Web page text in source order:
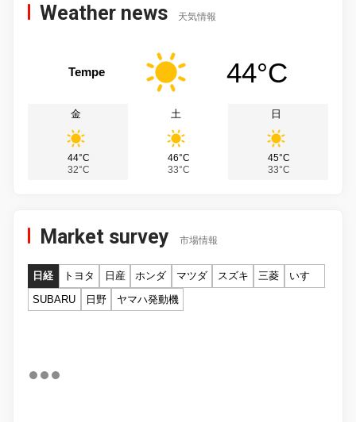
Weather news 天気情報
Tempe 44°C
金
44°C
32°C
土
46°C
33°C
日
45°C
33°C
Market survey 市場情報
日経 トヨタ 日産 ホンダ マツダ スズキ 三菱
いすゞ
SUBARU
日野 ヤマハ発動機